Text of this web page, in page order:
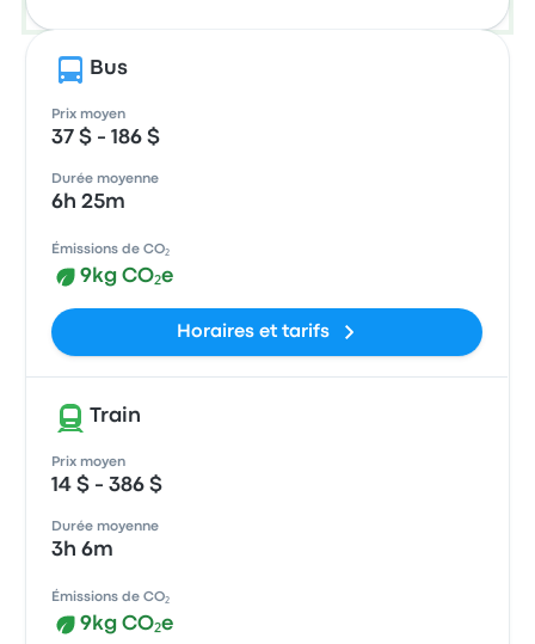
Bus
Prix moyen
37 $ - 186 $
Durée moyenne
6h 25m
Émissions de CO₂
9kg CO₂e
Horaires et tarifs
Train
Prix moyen
14 $ - 386 $
Durée moyenne
3h 6m
Émissions de CO₂
9kg CO₂e